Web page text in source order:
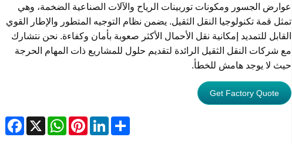
عوارض الجسور ومكونات توربينات الرياح والآلات الصناعية الضخمة، وهي
تمثل قمة تكنولوجيا النقل الثقيل. يضمن نظام التوجيه المتطور والإطار القوي
القابل للتمديد إمكانية نقل الأحمال الأكثر صعوبة بأمان وكفاءة. نحن نتشارك
مع شركات النقل الثقيل الرائدة لتقديم حلول للمشاريع ذات المهام الحرجة
حيث لا يوجد هامش للخطأ.
Get Factory Quote
X
WhatsAppPinterestLinkedInShare